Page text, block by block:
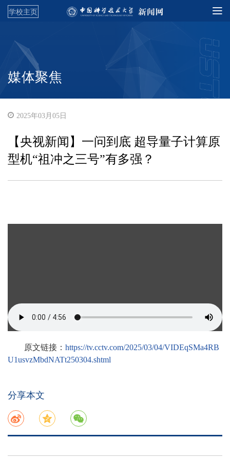
学校主页
媒体聚焦
2025年03月05日
【央视新闻】一问到底 超导量子计算原
型机“祖冲之三号”有多强？
原文链接： https://tv.cctv.com/2025/03/04/VIDEqSMa4RB
U1usvzMbdNATt250304.shtml
分享本文